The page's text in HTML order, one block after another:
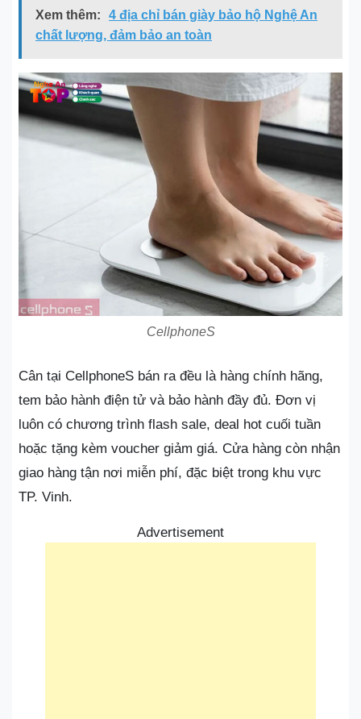
Xem thêm:
4 địa chỉ bán giày bảo hộ Nghệ An
chất lượng, đảm bảo an toàn
CellphoneS
Cân tại CellphoneS bán ra đều là hàng chính hãng,
tem bảo hành điện tử và bảo hành đầy đủ. Đơn vị
luôn có chương trình flash sale, deal hot cuối tuần
hoặc tặng kèm voucher giảm giá. Cửa hàng còn nhận
giao hàng tận nơi miễn phí, đặc biệt trong khu vực
TP. Vinh.
Advertisement